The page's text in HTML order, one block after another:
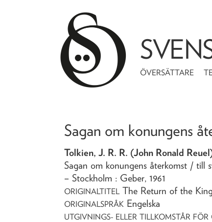
ÖVERSÄTTARE
Sagan om konungens
Tolkien, J. R. R. (John Ronald
Sagan om konungens återkomst / till
– Stockholm : Geber,1961
ORIGINALTITEL The Return of the King
ORIGINALSPRÅK Engelska
UTGIVNINGS- ELLER TILLKOMSTÅR